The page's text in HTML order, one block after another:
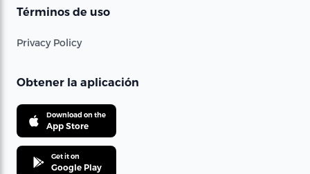
Términos de uso
Privacy Policy
Obtener la aplicación
Download on the
App Store
Get it on
Google Play